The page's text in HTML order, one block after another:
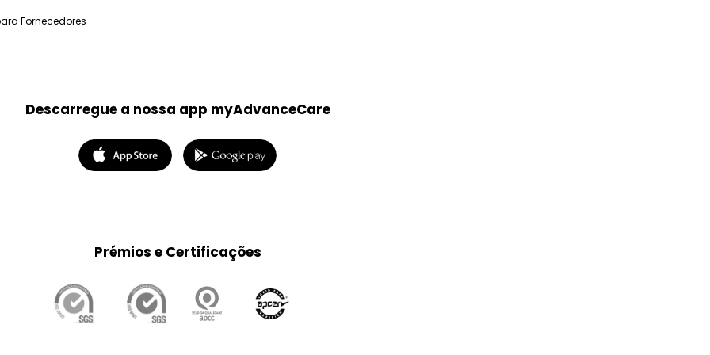
Fornecedores
Descarregue a nossa app myAdvanceCare
Prémios e Certificações